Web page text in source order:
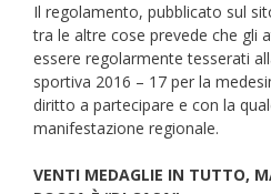
Il regolamento, pubblicato sul
tra le altre cose prevede che gli
essere regolarmente tesserati
sportiva 2016 – 17 per la
diritto a partecipare e con la
manifestazione regionale.
VENTI MEDAGLIE IN TUTTO,